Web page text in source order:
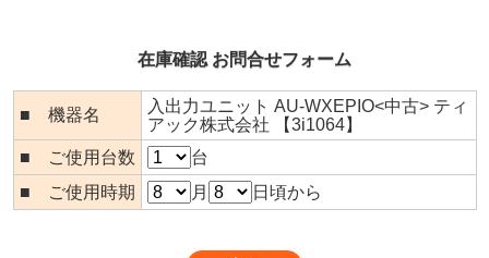
在庫確認 お問合せフォーム
■ 機器名
入出力ユニット AU-WXEPIO<中古> ティ
アック株式会社 【3i1064】
■ ご使用台数
台
■ ご使用時期
月 日頃から